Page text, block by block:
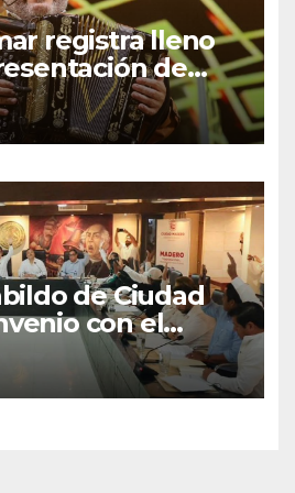
registra lleno
de
en Semana
de Ciudad
con el
fortalecer el
predial